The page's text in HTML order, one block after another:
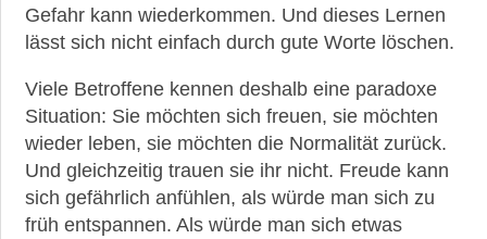
Gefahr kann wiederkommen. Und dieses Lernen
lässt sich nicht einfach durch gute Worte löschen.
Viele Betroffene kennen deshalb eine paradoxe
Situation: Sie möchten sich freuen, sie möchten
wieder leben, sie möchten die Normalität zurück.
Und gleichzeitig trauen sie ihr nicht. Freude kann
sich gefährlich anfühlen, als würde man sich zu
früh entspannen. Als würde man sich etwas